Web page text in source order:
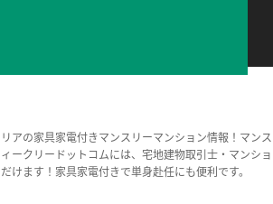
アの家具家電付きマンスリーマンション情報！マン
ークリードットコムには、宅地建物取引士・マンシ
けます！家具家電付きで単身赴任にも便利です。